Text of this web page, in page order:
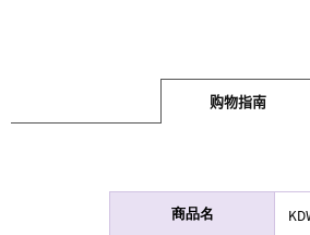
购物指南
商品名